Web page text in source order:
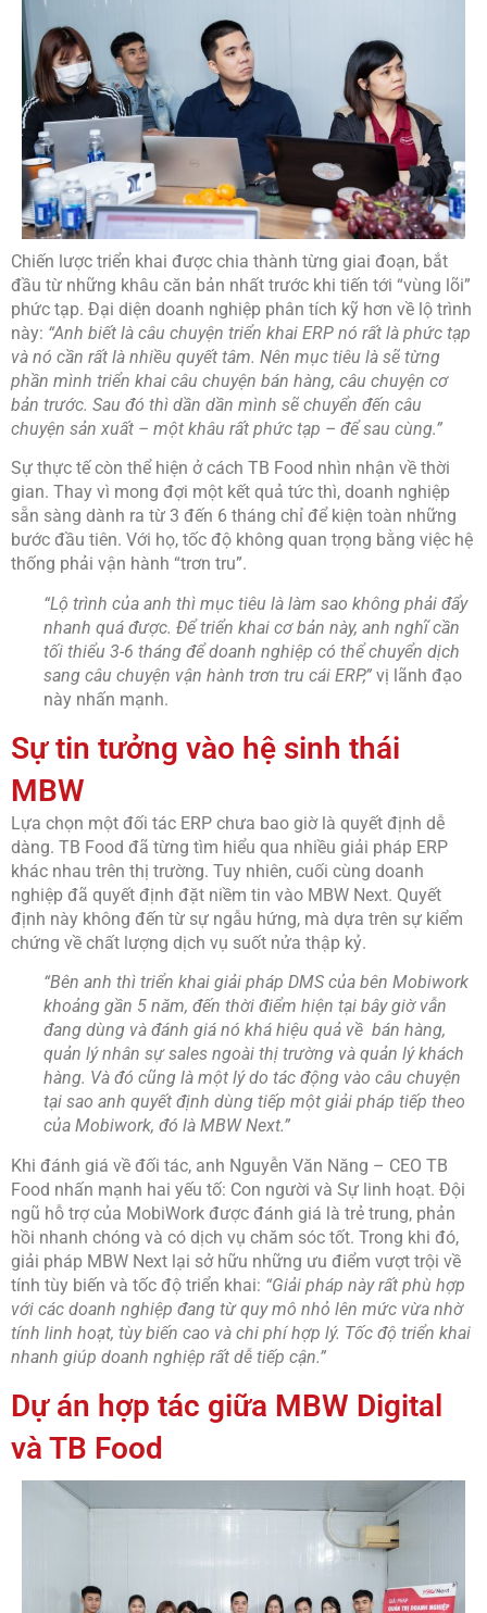
Chiến lược triển khai được chia thành từng giai đoạn, bắt
đầu từ những khâu căn bản nhất trước khi tiến tới “vùng lõi”
phức tạp. Đại diện doanh nghiệp phân tích kỹ hơn về lộ trình
này: “Anh biết là câu chuyện triển khai ERP nó rất là phức tạp
và nó cần rất là nhiều quyết tâm. Nên mục tiêu là sẽ từng
phần mình triển khai câu chuyện bán hàng, câu chuyện cơ
bản trước. Sau đó thì dần dần mình sẽ chuyển đến câu
chuyện sản xuất – một khâu rất phức tạp – để sau cùng.”
Sự thực tế còn thể hiện ở cách TB Food nhìn nhận về thời
gian. Thay vì mong đợi một kết quả tức thì, doanh nghiệp
sẵn sàng dành ra từ 3 đến 6 tháng chỉ để kiện toàn những
bước đầu tiên. Với họ, tốc độ không quan trọng bằng việc hệ
thống phải vận hành “trơn tru”.
“Lộ trình của anh thì mục tiêu là làm sao không phải đẩy
nhanh quá được. Để triển khai cơ bản này, anh nghĩ cần
tối thiểu 3-6 tháng để doanh nghiệp có thể chuyển dịch
sang câu chuyện vận hành trơn tru cái ERP,” vị lãnh đạo
này nhấn mạnh.
Sự tin tưởng vào hệ sinh thái
MBW
Lựa chọn một đối tác ERP chưa bao giờ là quyết định dễ
dàng. TB Food đã từng tìm hiểu qua nhiều giải pháp ERP
khác nhau trên thị trường. Tuy nhiên, cuối cùng doanh
nghiệp đã quyết định đặt niềm tin vào MBW Next. Quyết
định này không đến từ sự ngẫu hứng, mà dựa trên sự kiểm
chứng về chất lượng dịch vụ suốt nửa thập kỷ.
“Bên anh thì triển khai giải pháp DMS của bên Mobiwork
khoảng gần 5 năm, đến thời điểm hiện tại bây giờ vẫn
đang dùng và đánh giá nó khá hiệu quả về bán hàng,
quản lý nhân sự sales ngoài thị trường và quản lý khách
hàng. Và đó cũng là một lý do tác động vào câu chuyện
tại sao anh quyết định dùng tiếp một giải pháp tiếp theo
của Mobiwork, đó là MBW Next.”
Khi đánh giá về đối tác, anh Nguyễn Văn Năng – CEO TB
Food nhấn mạnh hai yếu tố: Con người và Sự linh hoạt. Đội
ngũ hỗ trợ của MobiWork được đánh giá là trẻ trung, phản
hồi nhanh chóng và có dịch vụ chăm sóc tốt. Trong khi đó,
giải pháp MBW Next lại sở hữu những ưu điểm vượt trội về
tính tùy biến và tốc độ triển khai: “Giải pháp này rất phù hợp
với các doanh nghiệp đang từ quy mô nhỏ lên mức vừa nhờ
tính linh hoạt, tùy biến cao và chi phí hợp lý. Tốc độ triển khai
nhanh giúp doanh nghiệp rất dễ tiếp cận.”
Dự án hợp tác giữa MBW Digital
và TB Food